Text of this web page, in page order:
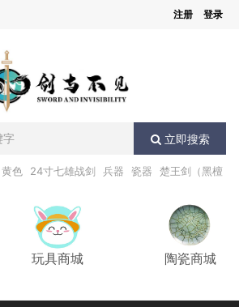
注册 登录
立即搜索
黄色 24寸七雄战剑 兵器 瓷器
楚王剑（黑檀
玩具商城 陶瓷商城